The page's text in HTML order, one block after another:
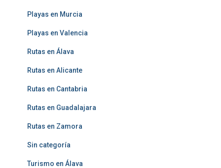
Playas en Murcia
Playas en Valencia
Rutas en Álava
Rutas en Alicante
Rutas en Cantabria
Rutas en Guadalajara
Rutas en Zamora
Sin categoría
Turismo en Álava